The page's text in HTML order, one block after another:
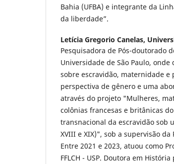
Bahia (UFBA) e integrante da
da liberdade”.
Letícia Gregorio Canelas,
Pesquisadora de Pós-doutorado
Universidade de São Paulo,
sobre escravidão, maternidade
perspectiva de gênero e uma
através do projeto "Mulheres,
colônias francesas e britânicas
transnacional da escravidão sob
XVIII e XIX)", sob a supervisão
Entre 2021 e 2023, atuou como
FFLCH - USP. Doutora em